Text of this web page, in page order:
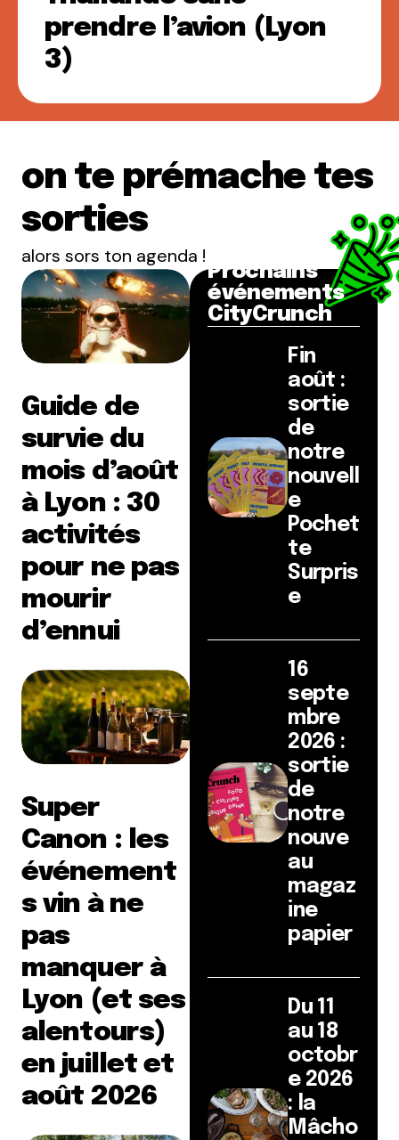
prendre l’avion (Lyon
3)
on te prémache tes
sorties
alors sors ton agenda !
Guide de
survie du
mois d’août
à Lyon : 30
activités
pour ne pas
mourir
d’ennui
Super
Canon : les
événement
s vin à ne
pas
manquer à
Lyon (et ses
alentours)
en juillet et
août 2026
Prochains
événements
CityCrunch
Fin
août :
sortie
de
notre
nouvell
e
Pochet
te
Surpris
e
16
septe
mbre
2026 :
sortie
de
notre
nouve
au
magaz
ine
papier
Du 11
au 18
octobr
e 2026
: la
Mâcho